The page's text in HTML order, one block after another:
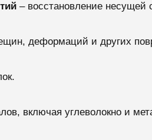
– восстановление несущей
деформаций и других
включая углеволокно и